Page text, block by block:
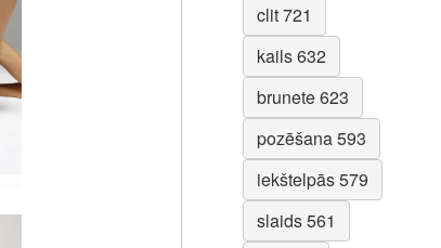
clit 721
kails 632
brunete 623
pozēšana 593
iekštelpās 579
slaids 561